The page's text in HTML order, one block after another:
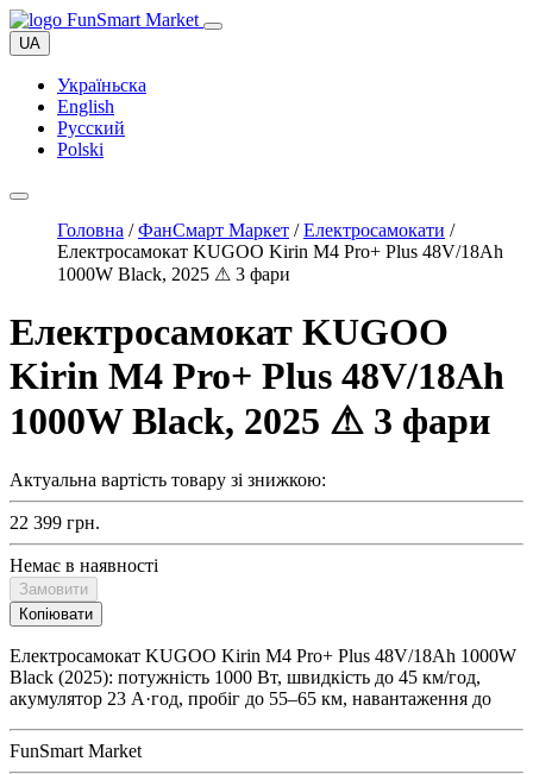
UA
Україньска
English
Русский
Polski
Головна / ФанСмарт Маркет / Електросамокати /
Електросамокат KUGOO Kirin M4 Pro+ Plus 48V/18Ah
1000W Black, 2025 ⚠ 3 фари
Електросамокат KUGOO
Kirin M4 Pro+ Plus 48V/18Ah
1000W Black, 2025 ⚠ 3 фари
Актуальна вартість товару зі знижкою:
22 399 грн.
Немає в наявності
Замовити
Копіювати
Електросамокат KUGOO Kirin M4 Pro+ Plus 48V/18Ah 1000W
Black (2025): потужність 1000 Вт, швидкість до 45 км/год,
акумулятор 23 А·год, пробіг до 55–65 км, навантаження до
FunSmart Market